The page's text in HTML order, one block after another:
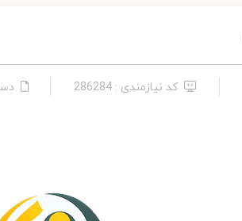
کد نیازمندی : 286284